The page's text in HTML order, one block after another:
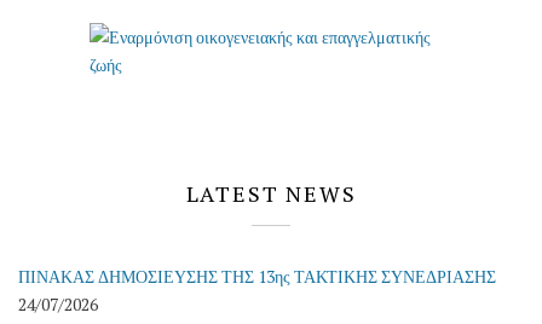
LATEST NEWS
ΠΙΝΑΚΑΣ ΔΗΜΟΣΙΕΥΣΗΣ ΤΗΣ 13ης ΤΑΚΤΙΚΗΣ ΣΥΝΕΔΡΙΑΣΗΣ
24/07/2026